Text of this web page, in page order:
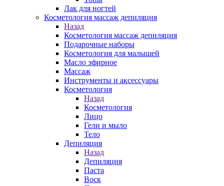
Лак для ногтей
Косметология массаж депиляция
Назад
Косметология массаж депиляция
Подарочные наборы
Косметология для малышей
Масло эфирное
Массаж
Инструменты и аксессуары
Косметология
Назад
Косметология
Лицо
Гели и мыло
Тело
Депиляция
Назад
Депиляция
Паста
Воск